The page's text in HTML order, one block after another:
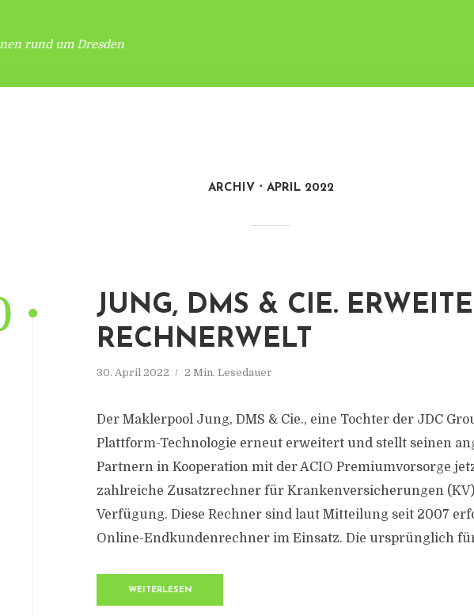
rund um Dresden
ARCHIV APRIL 2022
JUNG, DMS & CIE.
RECHNERWELT
30. April 2022 2 Min. Lesedauer
Der Maklerpool Jung, DMS & Cie., eine Tochter der JDC
Plattform-Technologie erneut erweitert und stellt seinen
Partnern in Kooperation mit der ACIO Premiumvorsorge
zahlreiche Zusatzrechner für Krankenversicherungen
Verfügung. Diese Rechner sind laut Mitteilung seit 2007
Online-Endkundenrechner im Einsatz. Die ursprünglich
WEITERLESEN